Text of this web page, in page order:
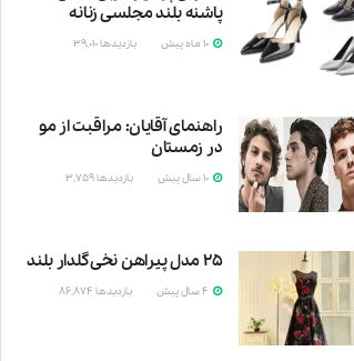
پاشنه بلند مجلسی زنانه
بازدیدها39,010
راهنمای آقایان: مراقبت از مو
در زمستان
بازدیدها3,759
۲۵ مدل پیراهن نخی گلدار بلند
بازدیدها 86,874